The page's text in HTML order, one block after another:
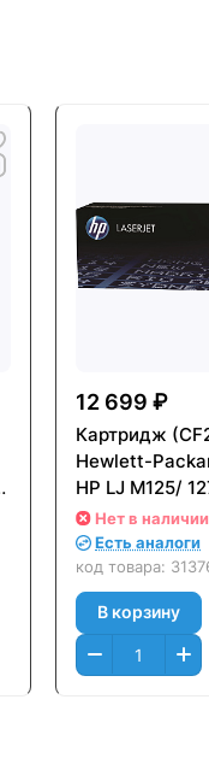
12 699 ₽
Картридж
Hewlett-
HP LJ M125/
(Black)
Нет в наличии
Есть аналоги
код товара:
В корзину